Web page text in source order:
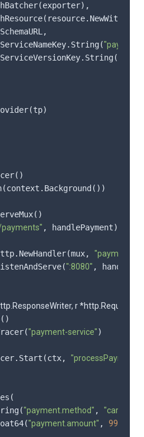
, handlePayment)
"payment-
":8080" , handler))
r *http.Request)
"payment-service")
"processPayment"
"payment.method" , "card"
"payment.amount" , 99.99